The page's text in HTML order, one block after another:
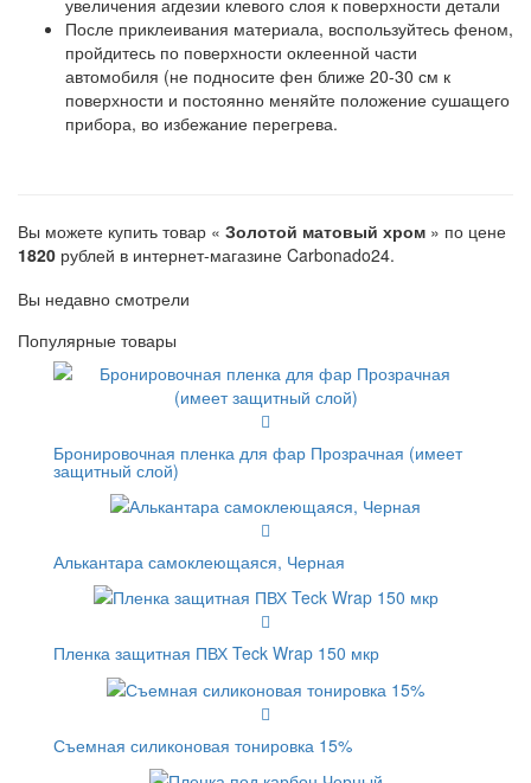
После приклеивания материала, воспользуйтесь феном,
пройдитесь по поверхности оклеенной части
автомобиля (не подносите фен ближе 20-30 см к
поверхности и постоянно меняйте положение сушащего
прибора, во избежание перегрева.
Вы можете купить товар « Золотой матовый хром » по цене
1820 рублей в интернет-магазине Carbonado24.
Вы недавно смотрели
Популярные товары
Бронировочная пленка для фар Прозрачная (имеет
защитный слой)
Алькантара самоклеющаяся, Черная
Пленка защитная ПВХ Teck Wrap 150 мкр
Съемная силиконовая тонировка 15%